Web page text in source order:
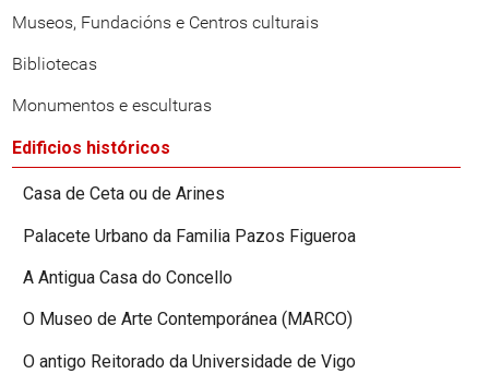
Museos, Fundacións e Centros culturais
Bibliotecas
Monumentos e esculturas
Edificios históricos
Casa de Ceta ou de Arines
Palacete Urbano da Familia Pazos Figueroa
A Antigua Casa do Concello
O Museo de Arte Contemporánea (MARCO)
O antigo Reitorado da Universidade de Vigo